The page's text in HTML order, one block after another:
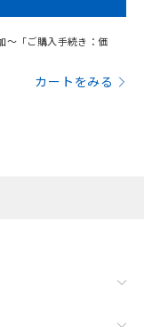
～「ご購入手続き：価
カートをみる